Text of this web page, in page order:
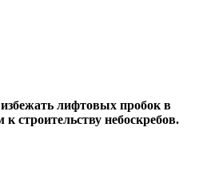
лифтовых пробок в
строительству небоскребов.